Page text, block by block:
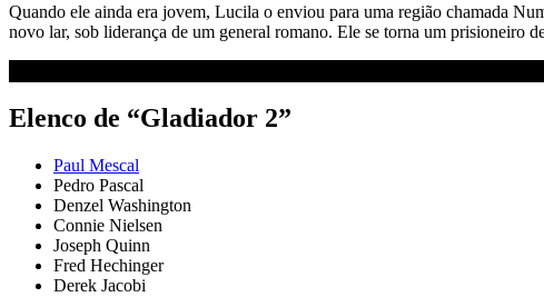
Quando ele ainda era jovem, Lucila o enviou para uma região chamada
novo lar, sob liderança de um general romano. Ele se torna um prisioneiro
Elenco de “Gladiador 2”
Paul Mescal
Pedro Pascal
Denzel Washington
Connie Nielsen
Joseph Quinn
Fred Hechinger
Derek Jacobi